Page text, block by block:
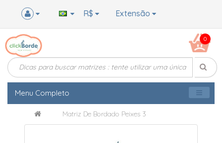
Extensão
R$
0
Menu Completo
Matriz De Bordado Peixes 3